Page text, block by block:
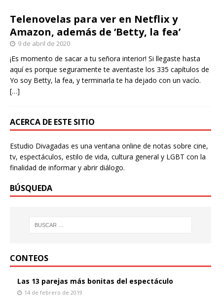
Telenovelas para ver en Netflix y
Amazon, además de ‘Betty, la fea’
9 de abril de 2020
¡Es momento de sacar a tu señora interior! Si llegaste hasta
aquí es porque seguramente te aventaste los 335 capítulos de
Yo soy Betty, la fea, y terminarla te ha dejado con un vacío.
[…]
ACERCA DE ESTE SITIO
Estudio Divagadas es una ventana online de notas sobre cine,
tv, espectáculos, estilo de vida, cultura general y LGBT con la
finalidad de informar y abrir diálogo.
BÚSQUEDA
CONTEOS
Las 13 parejas más bonitas del espectáculo
14 de febrero de 2019